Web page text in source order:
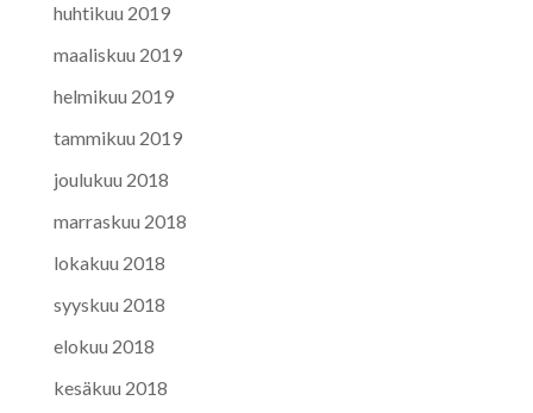
huhtikuu 2019
maaliskuu 2019
helmikuu 2019
tammikuu 2019
joulukuu 2018
marraskuu 2018
lokakuu 2018
syyskuu 2018
elokuu 2018
kesäkuu 2018